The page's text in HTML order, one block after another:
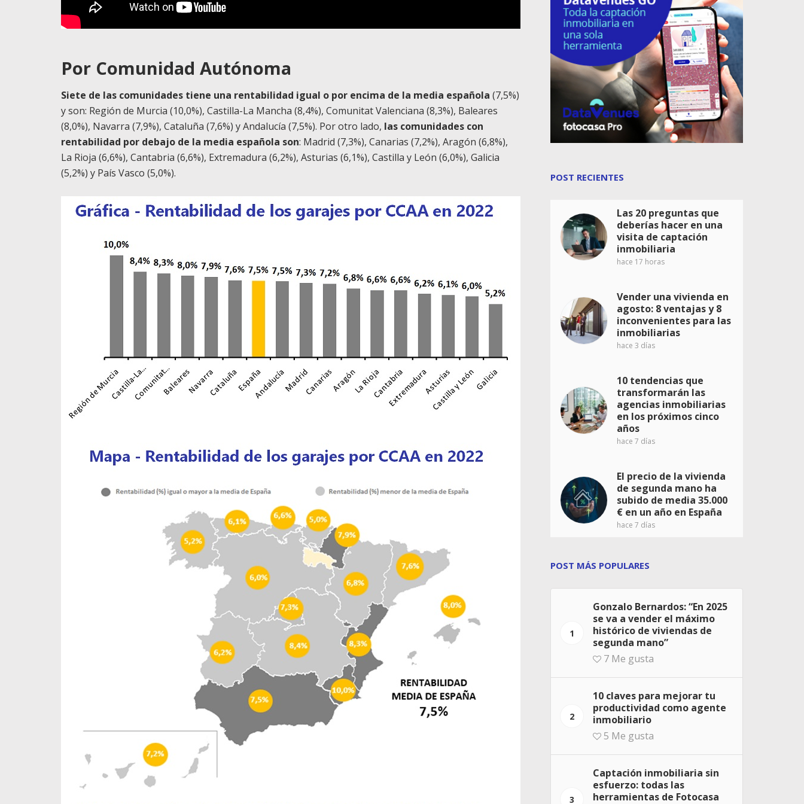
Por Comunidad Autónoma
Siete de las comunidades tiene una rentabilidad igual o por encima de la media española (7,5%)
y son: Región de Murcia (10,0%), Castilla-La Mancha (8,4%), Comunitat Valenciana (8,3%), Baleares
(8,0%), Navarra (7,9%), Cataluña (7,6%) y Andalucía (7,5%). Por otro lado, las comunidades con
rentabilidad por debajo de la media española son: Madrid (7,3%), Canarias (7,2%), Aragón (6,8%),
La Rioja (6,6%), Cantabria (6,6%), Extremadura (6,2%), Asturias (6,1%), Castilla y León (6,0%), Galicia
(5,2%) y País Vasco (5,0%).
POST RECIENTES
Las 20 preguntas que
deberías hacer en una
visita de captación
inmobiliaria
hace 17 horas
Vender una vivienda en
agosto: 8 ventajas y 8
inconvenientes para las
inmobiliarias
hace 3 días
10 tendencias que
transformarán las
agencias inmobiliarias
en los próximos cinco
años
hace 7 días
El precio de la vivienda
de segunda mano ha
subido de media 35.000
€ en un año en España
hace 7 días
POST MÁS POPULARES
1
Gonzalo Bernardos: “En 2025
se va a vender el máximo
histórico de viviendas de
segunda mano”
7 Me gusta
2
10 claves para mejorar tu
productividad como agente
inmobiliario
5 Me gusta
3
Captación inmobiliaria sin
esfuerzo: todas las
herramientas de Fotocasa